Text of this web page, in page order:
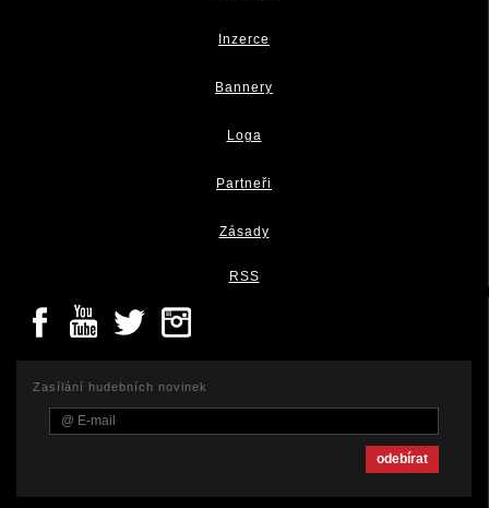
Inzerce
Bannery
Loga
Partneři
Zásady
RSS
Zasílání hudebních novinek